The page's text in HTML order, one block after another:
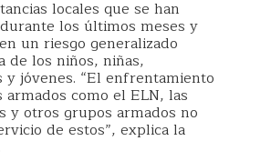
locales que se han
los últimos meses y
un riesgo generalizado
de los niños, niñas,
y jóvenes. “El enfrentamiento
como el ELN, las
y otros grupos armados no
de estos”, explica la